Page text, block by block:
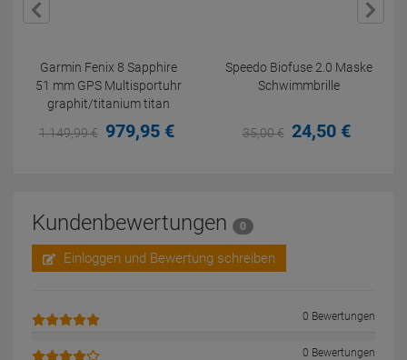
Garmin Fenix 8 Sapphire
51 mm GPS Multisportuhr
graphit/titanium titan
1.149,99€ 979,95 €
Speedo Biofuse 2.0 Maske
Schwimmbrille
35,00€ 24,50 €
Kundenbewertungen 0
Einloggen und Bewertung schreiben
0 Bewertungen
0 Bewertungen